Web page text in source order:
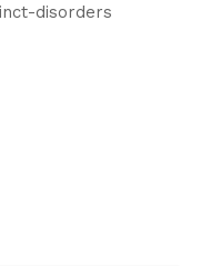
disorders